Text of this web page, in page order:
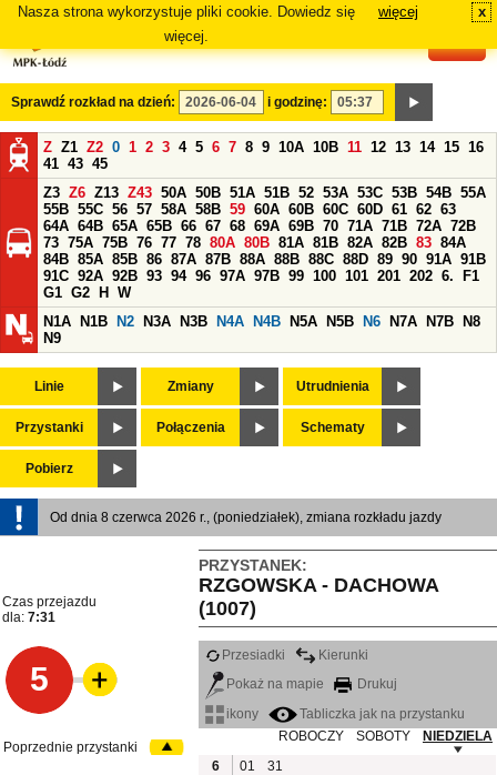
Nasza strona wykorzystuje pliki cookie. Dowiedz się
więcej.
więcej x
Sprawdź rozkład na dzień: i godzinę:
Z Z1 Z2 0 1 2 3 4 5 6 7 8 9 10A 10B 11 12 13 14 15 16
41 43 45
Z3 Z6 Z13 Z43 50A 50B 51A 51B 52 53A 53C 53B 54B 55A
55B 55C 56 57 58A 58B 59 60A 60B 60C 60D 61 62 63
64A 64B 65A 65B 66 67 68 69A 69B 70 71A 71B 72A 72B
73 75A 75B 76 77 78 80A 80B 81A 81B 82A 82B 83 84A
84B 85A 85B 86 87A 87B 88A 88B 88C 88D 89 90 91A 91B
91C 92A 92B 93 94 96 97A 97B 99 100 101 201 202 6.
F1
G1 G2 H
W
N1A
N1B N2 N3A N3B N4A N4B N5A N5B N6 N7A N7B
N8
N9
Linie Zmiany Utrudnienia
Przystanki Połączenia Schematy
Pobierz
Od dnia 8 czerwca 2026 r., (poniedziałek), zmiana rozkładu jazdy
PRZYSTANEK:
RZGOWSKA - DACHOWA
(1007)
Czas przejazdu
dla: 7:31
5
Przesiadki
Kierunki
Pokaż na mapie
Drukuj
ikony
Tabliczka jak na przystanku
ROBOCZY
SOBOTY
NIEDZIELA
6
01
31
Poprzednie przystanki